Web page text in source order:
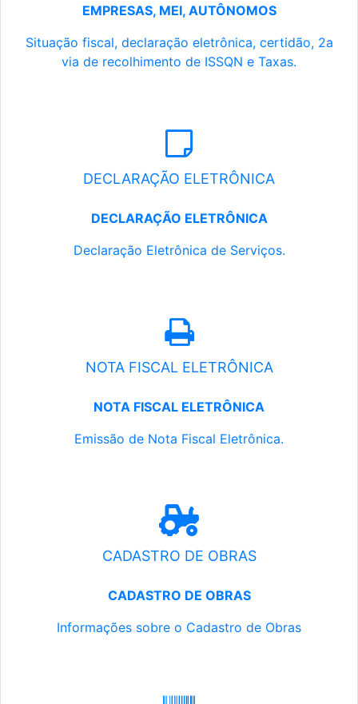
EMPRESAS, MEI, AUTÔNOMOS
Situação fiscal, declaração eletrônica, certidão, 2a
via de recolhimento de ISSQN e Taxas.
DECLARAÇÃO ELETRÔNICA
DECLARAÇÃO ELETRÔNICA
Declaração Eletrônica de Serviços.
NOTA FISCAL ELETRÔNICA
NOTA FISCAL ELETRÔNICA
Emissão de Nota Fiscal Eletrônica.
CADASTRO DE OBRAS
CADASTRO DE OBRAS
Informações sobre o Cadastro de Obras